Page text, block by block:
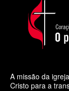
A missão da
Cristo para a